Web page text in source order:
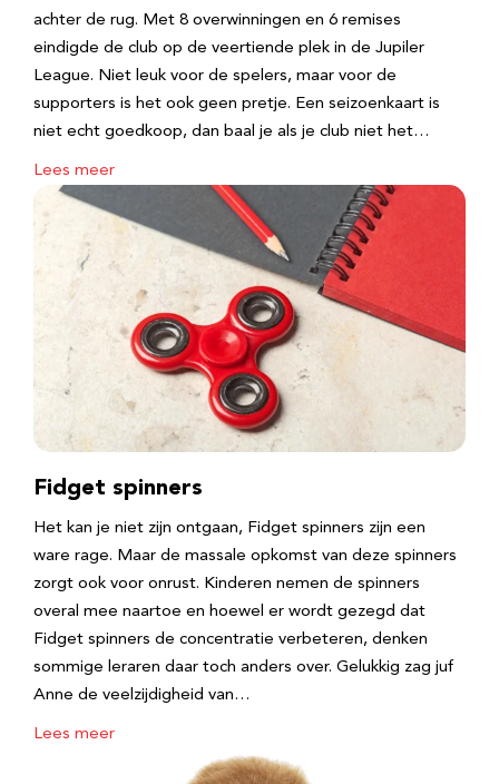
achter de rug. Met 8 overwinningen en 6 remises
eindigde de club op de veertiende plek in de Jupiler
League. Niet leuk voor de spelers, maar voor de
supporters is het ook geen pretje. Een seizoenkaart is
niet echt goedkoop, dan baal je als je club niet het…
Lees meer
Fidget spinners
Het kan je niet zijn ontgaan, Fidget spinners zijn een
ware rage. Maar de massale opkomst van deze spinners
zorgt ook voor onrust. Kinderen nemen de spinners
overal mee naartoe en hoewel er wordt gezegd dat
Fidget spinners de concentratie verbeteren, denken
sommige leraren daar toch anders over. Gelukkig zag juf
Anne de veelzijdigheid van…
Lees meer